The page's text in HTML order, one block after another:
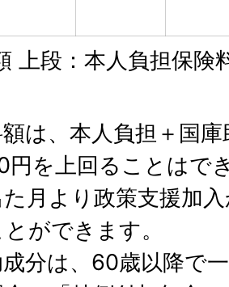
上段：本人負担保険
は、本人負担＋国
円を上回ることはで
月より政策支援加
ができます。
分は、60歳以降で